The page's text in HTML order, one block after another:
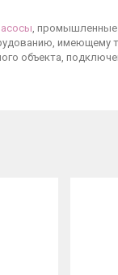
, промышленные
имеющему
объекта,